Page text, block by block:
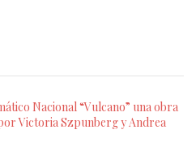
Nacional “Vulcano” una obra
Victoria Szpunberg y Andrea